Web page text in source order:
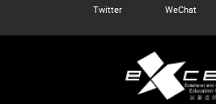
Twitter WeChat